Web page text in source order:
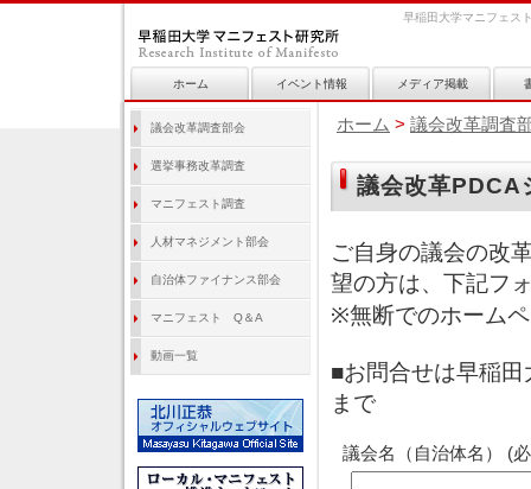
早稲田大学マニフェス
ホーム イベント情報 メディア掲載
議会改革調査部会
選挙事務改革調査
マニフェスト調査
人材マネジメント部会
自治体ファイナンス部会
マニフェスト Q＆A
動画一覧
ホーム > 議会改革調査
議会改革PDCA
ご自身の議会の改
望の方は、下記フ
※無断でのホーム
■お問合せは早稲
まで
議会名（自治体名） (